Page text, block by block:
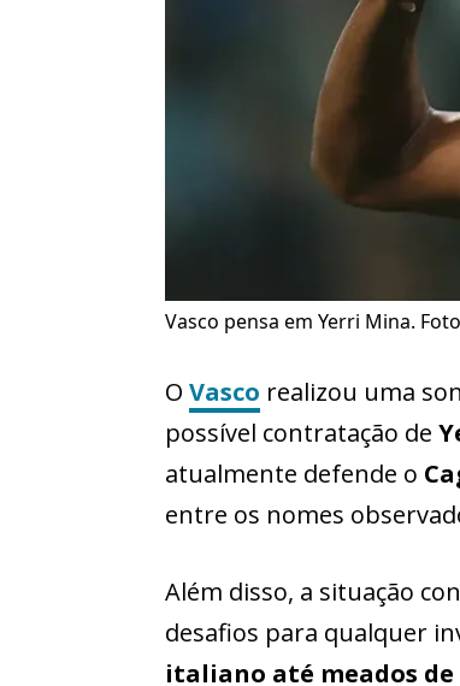
Vasco pensa em Yerri Mina.
O Vasco realizou uma
possível contratação de
atualmente defende o
entre os nomes
Além disso, a situação
desafios para qualquer
italiano até meados de